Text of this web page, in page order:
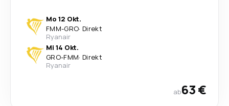
Mo 12 Okt.
FMM-GRO· Direkt
Ryanair
Mi 14 Okt.
GRO-FMM· Direkt
Ryanair
ab63 €